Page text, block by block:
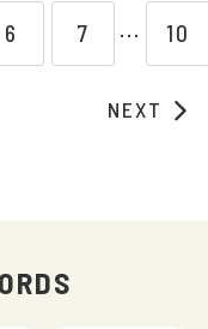
6 7 ⋯ 10
NEXT